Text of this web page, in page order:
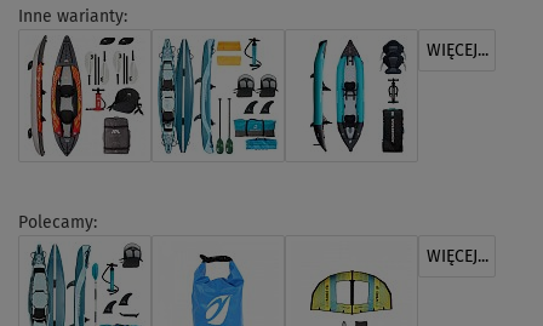
Inne warianty:
WIĘCEJ...
Polecamy:
WIĘCEJ...